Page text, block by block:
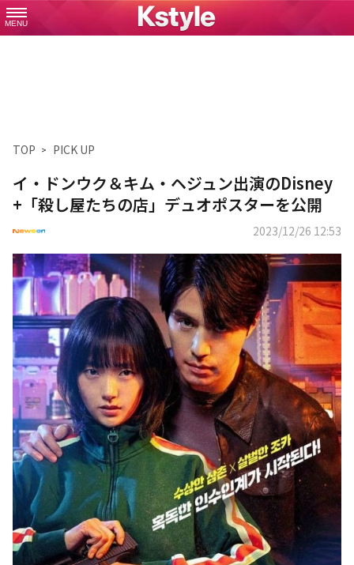
MENU
TOP PICK UP
イ・ドンウク＆キム・ヘジュン出演のDisney
+「殺し屋たちの店」デュオポスターを公開
2023/12/26 12:53